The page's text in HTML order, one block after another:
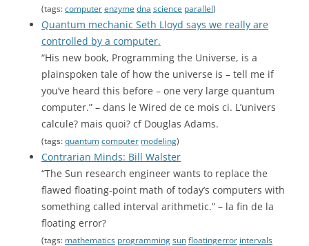
(tags: computer enzyme dna science parallel)
Quantum mechanic Seth Lloyd says we really are
controlled by a computer.
“His new book, Programming the Universe, is a
plainspoken tale of how the universe is – tell me if
you’ve heard this before – one very large quantum
computer.” – dans le Wired de ce mois ci. L’univers
calcule? mais quoi? cf Douglas Adams.
(tags: quantum computer modeling)
Contrarian Minds: Bill Walster
“The Sun research engineer wants to replace the
flawed floating-point math of today’s computers with
something called interval arithmetic.” – la fin de la
floating error?
(tags: mathematics programming sun floatingerror intervals